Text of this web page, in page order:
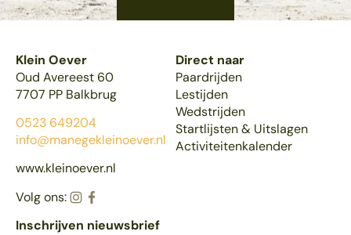
Klein Oever
Oud Avereest 60
7707 PP Balkbrug
0523 649204
info@manegekleinoever.nl
www.kleinoever.nl
Volg ons:
Direct naar
Paardrijden
Lestijden
Wedstrijden
Startlijsten & Uitslagen
Activiteitenkalender
Inschrijven nieuwsbrief